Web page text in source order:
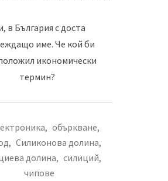
в България с доста
име. Че кой би
икономически
термин?
, объркване,
, Силиконова долина,
долина, силиций,
чипове